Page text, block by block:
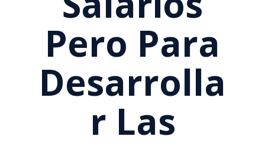
Pero Para
Desarrolla
R Las